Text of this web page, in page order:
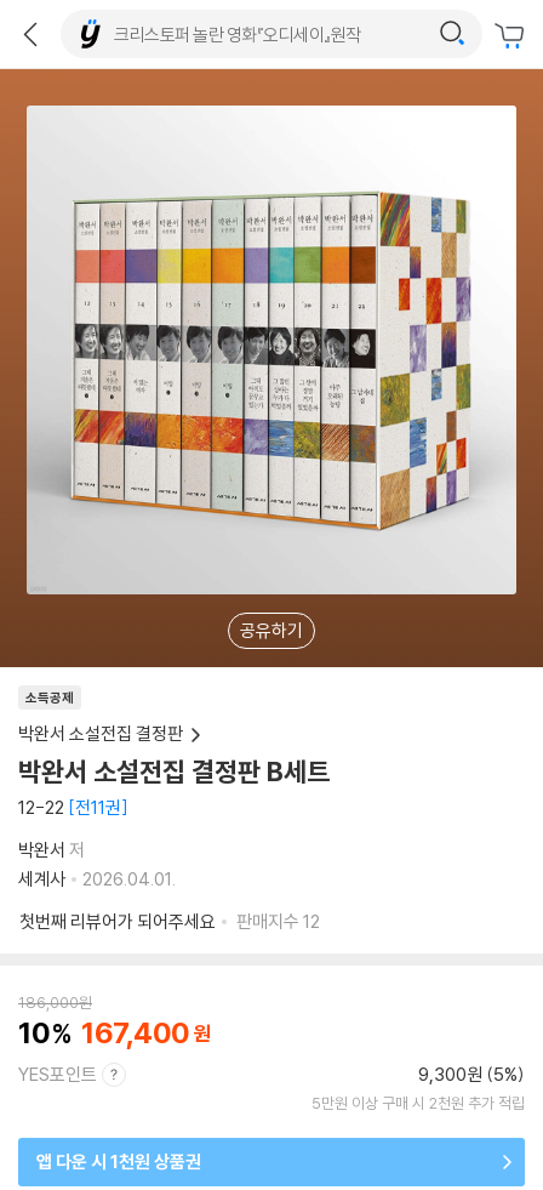
공유하기
소득공제
박완서 소설전집 결정판
박완서 소설전집 결정판 B세트
12-22 전11권
박완서 저
세계사
2026.04.01.
첫번째 리뷰어가 되어주세요
판매지수 12
186,000원
10 167,400
YES포인트 9,300원 (5%)
5만원 이상 구매 시 2천원 추가 적립
앱 다운 시 1천원 상품권